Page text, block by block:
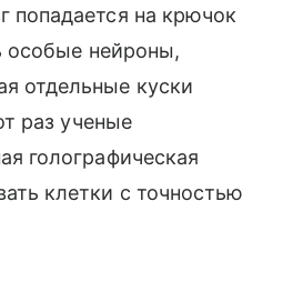
попадается на крючок
особые нейроны,
отдельные куски
раз ученые
голографическая
клетки с точностью